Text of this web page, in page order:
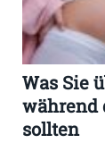
Was Sie
während
sollten